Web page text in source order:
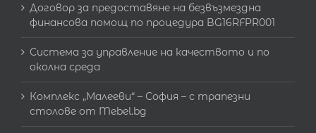
Договор за предоставяне на безвъзмездна
финансова помощ по процедура BG16RFPR001
Система за управление на качеството и по
околна среда
Комплекс „Малееви“ – София – с трапезни
столове от Mebel.bg